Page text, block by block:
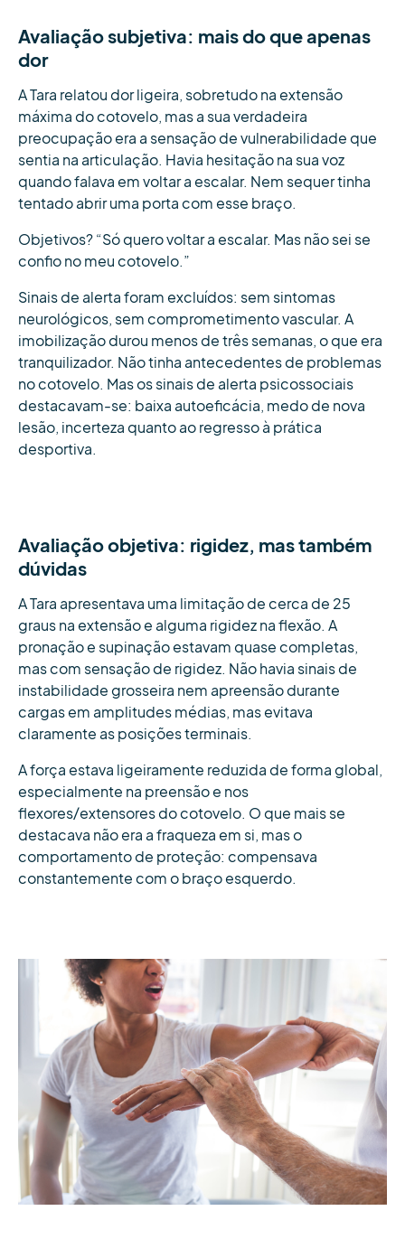
Avaliação subjetiva: mais do que apenas
dor
A Tara relatou dor ligeira, sobretudo na extensão
máxima do cotovelo, mas a sua verdadeira
preocupação era a sensação de vulnerabilidade que
sentia na articulação. Havia hesitação na sua voz
quando falava em voltar a escalar. Nem sequer tinha
tentado abrir uma porta com esse braço.
Objetivos? “Só quero voltar a escalar. Mas não sei se
confio no meu cotovelo.”
Sinais de alerta foram excluídos: sem sintomas
neurológicos, sem comprometimento vascular. A
imobilização durou menos de três semanas, o que era
tranquilizador. Não tinha antecedentes de problemas
no cotovelo. Mas os sinais de alerta psicossociais
destacavam-se: baixa autoeficácia, medo de nova
lesão, incerteza quanto ao regresso à prática
desportiva.
Avaliação objetiva: rigidez, mas também
dúvidas
A Tara apresentava uma limitação de cerca de 25
graus na extensão e alguma rigidez na flexão. A
pronação e supinação estavam quase completas,
mas com sensação de rigidez. Não havia sinais de
instabilidade grosseira nem apreensão durante
cargas em amplitudes médias, mas evitava
claramente as posições terminais.
A força estava ligeiramente reduzida de forma global,
especialmente na preensão e nos
flexores/extensores do cotovelo. O que mais se
destacava não era a fraqueza em si, mas o
comportamento de proteção: compensava
constantemente com o braço esquerdo.